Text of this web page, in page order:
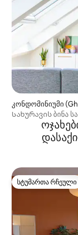
კონდომინიუმი
Სახურავის ბინა
სტუმართა რჩეული
სტუმართა რჩეული